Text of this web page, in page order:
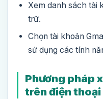
Xem danh sách tài
trữ.
Chọn tài khoản
sử dụng các tính
Phương pháp
trên điện thoại